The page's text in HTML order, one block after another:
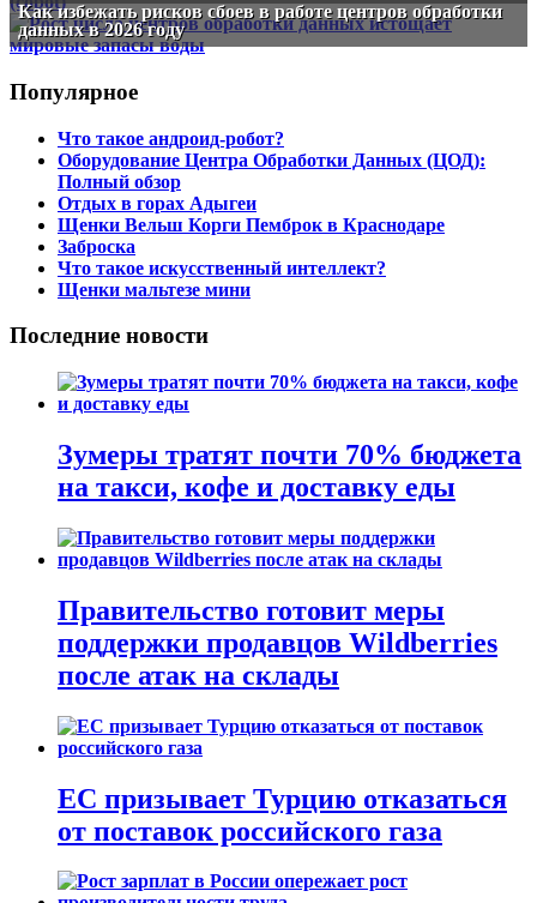
Как избежать рисков сбоев в работе центров обработки
данных в 2026 году
Популярное
Что такое андроид-робот?
Оборудование Центра Обработки Данных (ЦОД):
Полный обзор
Отдых в горах Адыгеи
Щенки Вельш Корги Пемброк в Краснодаре
Заброска
Что такое искусственный интеллект?
Щенки мальтезе мини
Последние новости
Зумеры тратят почти 70% бюджета
на такси, кофе и доставку еды
Правительство готовит меры
поддержки продавцов Wildberries
после атак на склады
ЕС призывает Турцию отказаться
от поставок российского газа